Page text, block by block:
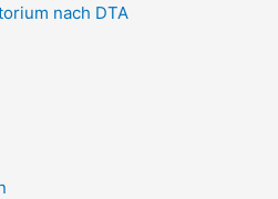
nach DTA